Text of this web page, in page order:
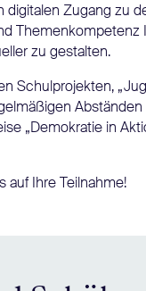
Zugang zu
zu gestalten.
Schulprojekten,
„Demokratie in
auf Ihre Teilnahme!